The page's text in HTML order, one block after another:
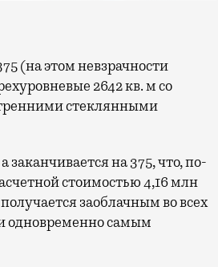
2642 кв. м со
стеклянными
заканчивается на 375, что, по-
стоимостью 4,16 млн
заоблачным во всех
одновременно самым